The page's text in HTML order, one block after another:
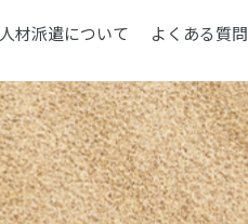
人材派遣について よくある質問